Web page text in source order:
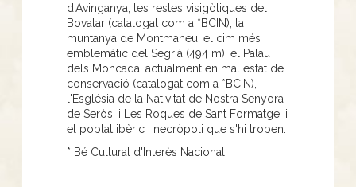
d’Avinganya, les restes visigòtiques del
Bovalar (catalogat com a *BCIN), la
muntanya de Montmaneu, el cim més
emblemàtic del Segrià (494 m), el Palau
dels Moncada, actualment en mal estat de
conservació (catalogat com a *BCIN),
l'Església de la Nativitat de Nostra Senyora
de Seròs, i Les Roques de Sant Formatge, i
el poblat ibèric i necròpoli que s'hi troben.
* Bé Cultural d'Interès Nacional